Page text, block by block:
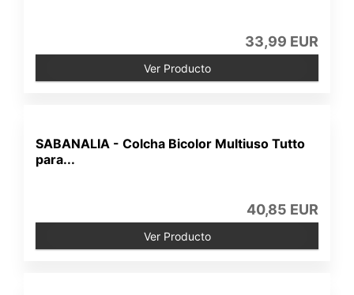
33,99 EUR
Ver Producto
SABANALIA - Colcha Bicolor Multiuso Tutto
para...
40,85 EUR
Ver Producto